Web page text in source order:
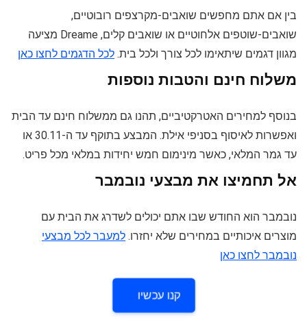
בין אם אתם מחפשים שואבים-מקרצפים רובוטיים,
שואבים-שוטפים אלחוטיים או שואבים קלים, Dreame מציעה
מגוון דגמים שיתאימו לכל צורך ולכל בית. לכל הדגמים לחצו כאן
משלוח חינם והטבות נוספות
בנוסף למחירים האטרקטיביים, תהנו גם ממשלוח חינם עד הבית
ואפשרות לאיסוף בסניפי אילת. המבצע בתוקף עד ה-30.11 או
עד גמר המלאי, כאשר מינימום חמש יחידות במלאי מכל פריט.
אל תחמיצו את מבצעי נובמבר
נובמבר הוא החודש שבו אתם יכולים לשדרג את הבית עם
מוצרים איכותיים במחירים שלא יחזרו. למעבר לכל מבצעי
נובמבר לחצו כאן
קנו עכשיו